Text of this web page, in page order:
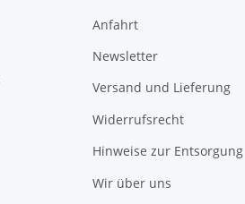
Anfahrt
Newsletter
Versand und Lieferung
Widerrufsrecht
Hinweise zur Entsorgung
Wir über uns